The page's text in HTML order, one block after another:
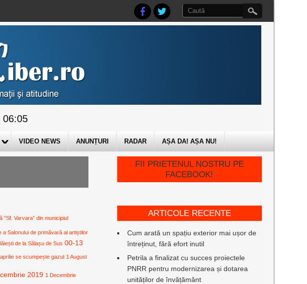
06:05
VIDEO NEWS ANUNȚURI RADAR AȘA DA! AȘA NU!
”Sf. Varvara” din municipiul
a Salonului de primăvară al artiștilor
de la Sălașu de Sus 00-13
se scumpește gazul 1 August
2019 1 Decembrie
FII PRIETENUL NOSTRU PE
FACEBOOK!
ARTICOLE RECENTE
Cum arată un spațiu exterior mai ușor de
întreținut, fără efort inutil
Petrila a finalizat cu succes proiectele
PNRR pentru modernizarea și dotarea
unităților de învățământ